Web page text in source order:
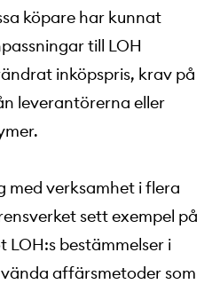
köpare har kunnat
till LOH
inköpspris, krav på
leverantörerna eller
med verksamhet i flera
sett exempel på
bestämmelser i
affärsmetoder som